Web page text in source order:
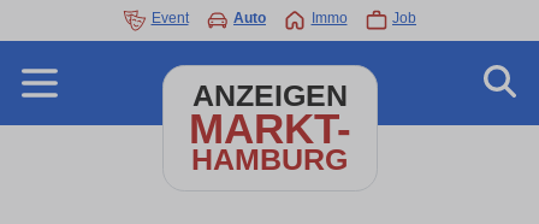
Event Auto Immo Job
ANZEIGEN
MARKT-
HAMBURG